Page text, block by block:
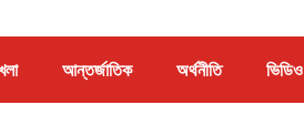
আন্তর্জাতিক অর্থনীতি ভিডিও